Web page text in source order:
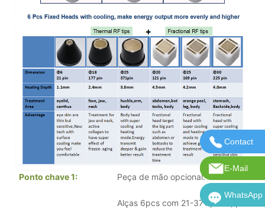
Ponto chave 1: Peça de mão opcional:
Alças 6pcs com 21-371 pinos, pr
Contact
Entre em
E-Mail
E-mail:
WhatsApp